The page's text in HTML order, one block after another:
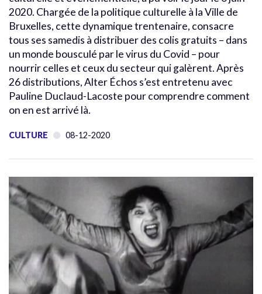
2020. Chargée de la politique culturelle à la Ville de
Bruxelles, cette dynamique trentenaire, consacre
tous ses samedis à distribuer des colis gratuits – dans
un monde bousculé par le virus du Covid – pour
nourrir celles et ceux du secteur qui galèrent. Après
26 distributions, Alter Échos s’est entretenu avec
Pauline Duclaud-Lacoste pour comprendre comment
on en est arrivé là.
CULTURE 08-12-2020